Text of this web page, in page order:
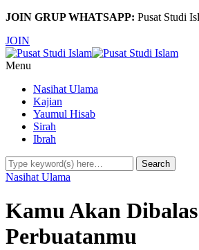
JOIN GRUP WHATSAPP: Pusat Studi
JOIN
Menu
Nasihat Ulama
Kajian
Yaumul Hisab
Sirah
Ibrah
Nasihat Ulama
Kamu Akan Dibalas
Perbuatanmu